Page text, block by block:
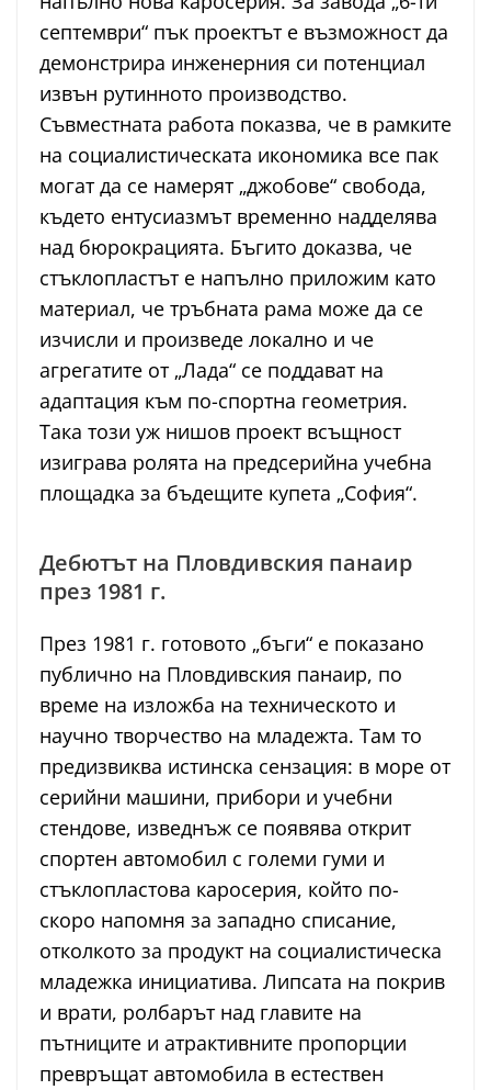
септември“ пък проектът е възможност да
демонстрира инженерния си потенциал
извън рутинното производство.
Съвместната работа показва, че в рамките
на социалистическата икономика все пак
могат да се намерят „джобове“ свобода,
където ентусиазмът временно надделява
над бюрокрацията. Бъгито доказва, че
стъклопластът е напълно приложим като
материал, че тръбната рама може да се
изчисли и произведе локално и че
агрегатите от „Лада“ се поддават на
адаптация към по-спортна геометрия.
Така този уж нишов проект всъщност
изиграва ролята на предсерийна учебна
площадка за бъдещите купета „София“.
Дебютът на Пловдивския панаир
през 1981 г.
През 1981 г. готовото „бъги“ е показано
публично на Пловдивския панаир, по
време на изложба на техническото и
научно творчество на младежта. Там то
предизвиква истинска сензация: в море от
серийни машини, прибори и учебни
стендове, изведнъж се появява открит
спортен автомобил с големи гуми и
стъклопластова каросерия, който по-
скоро напомня за западно списание,
отколкото за продукт на социалистическа
младежка инициатива. Липсата на покрив
и врати, ролбарът над главите на
пътниците и атрактивните пропорции
превръщат автомобила в естествен